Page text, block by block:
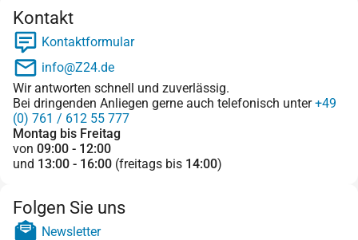
Kontakt
Kontaktformular
info@Z24.de
Wir antworten schnell und zuverlässig.
Bei dringenden Anliegen gerne auch telefonisch unter+49
(0) 761 / 612 55 777
Montag bis Freitag
von 09:00 - 12:00
und 13:00 - 16:00 (freitags bis 14:00)
Folgen Sie uns
Newsletter